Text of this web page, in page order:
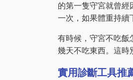
的第一隻守宮就曾
一次，如果體重持續
有時候，守宮不吃飯
幾天不吃東西。這時
實用診斷工具推